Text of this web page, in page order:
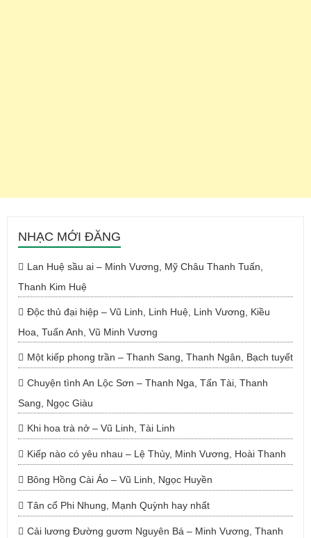
NHẠC MỚI ĐĂNG
Lan Huệ sầu ai – Minh Vương, Mỹ Châu Thanh Tuấn,
Thanh Kim Huệ
Độc thủ đại hiệp – Vũ Linh, Linh Huệ, Linh Vương, Kiều
Hoa, Tuấn Anh, Vũ Minh Vương
Một kiếp phong trần – Thanh Sang, Thanh Ngân, Bạch tuyết
Chuyện tình An Lộc Sơn – Thanh Nga, Tấn Tài, Thanh
Sang, Ngọc Giàu
Khi hoa trà nở – Vũ Linh, Tài Linh
Kiếp nào có yêu nhau – Lệ Thủy, Minh Vương, Hoài Thanh
Bông Hồng Cài Áo – Vũ Linh, Ngọc Huyền
Tân cổ Phi Nhung, Mạnh Quỳnh hay nhất
Cải lương Đường gươm Nguyên Bá – Minh Vương, Thanh